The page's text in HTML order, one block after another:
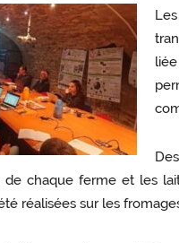
de chaque ferme et les
réalisées sur les